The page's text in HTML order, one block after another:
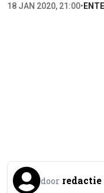
18 JAN 2020, 21:00•
door redactie